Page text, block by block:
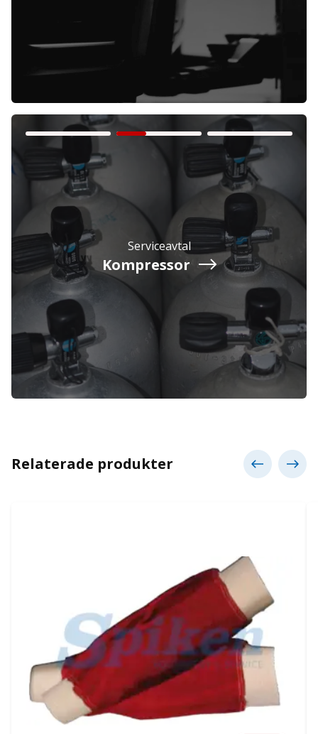
Företag Exkl. moms
Privatperson Inkl. moms
Serviceavtal
Kompressor
Relaterade produkter